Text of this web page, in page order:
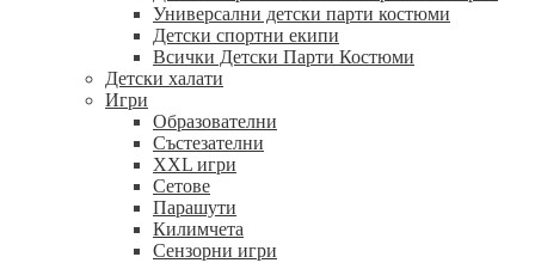
Универсални детски парти костюми
Детски спортни екипи
Всички Детски Парти Костюми
Детски халати
Игри
Образователни
Състезателни
XXL игри
Сетове
Парашути
Килимчета
Сензорни игри